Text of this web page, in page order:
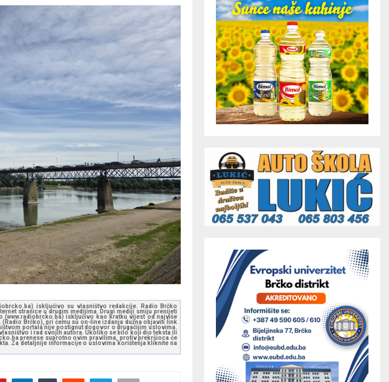
isključivo su vlasništvo redakcije. Radio Brčko
stranice u drugim medijima. Drugi mediji smiju prenijeti
(www.radiobrcko.ba) isključivo kao kratku vijest od najviše
Brčko), pri čemu su on-line izdanja dužna objaviti link
portala nije postignut dogovor o drugačijim uslovima.
i rad svojih autora. Ukoliko se bilo koji dio teksta ili
prenese suprotno ovim pravilima, protiv prekršioca će
Za detaljnije informacije o uslovima korištenja kliknite na